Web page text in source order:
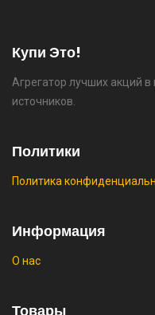
🔥 16190 руб. |
индивидуально,
Купи Это!
Агрегатор лучших акций
источников.
Политики
Политика
Информация
О нас
Товары